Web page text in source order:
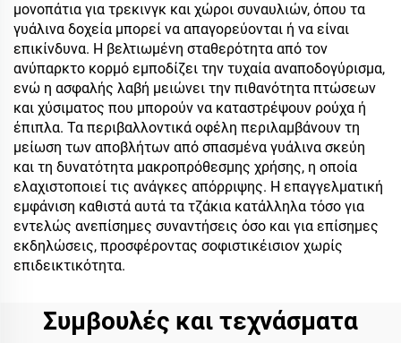
μονοπάτια για τρεκινγκ και χώροι συναυλιών, όπου τα
γυάλινα δοχεία μπορεί να απαγορεύονται ή να είναι
επικίνδυνα. Η βελτιωμένη σταθερότητα από τον
ανύπαρκτο κορμό εμποδίζει την τυχαία αναποδογύρισμα,
ενώ η ασφαλής λαβή μειώνει την πιθανότητα πτώσεων
και χύσιματος που μπορούν να καταστρέψουν ρούχα ή
έπιπλα. Τα περιβαλλοντικά οφέλη περιλαμβάνουν τη
μείωση των αποβλήτων από σπασμένα γυάλινα σκεύη
και τη δυνατότητα μακροπρόθεσμης χρήσης, η οποία
ελαχιστοποιεί τις ανάγκες απόρριψης. Η επαγγελματική
εμφάνιση καθιστά αυτά τα τζάκια κατάλληλα τόσο για
εντελώς ανεπίσημες συναντήσεις όσο και για επίσημες
εκδηλώσεις, προσφέροντας σοφιστικέισιον χωρίς
επιδεικτικότητα.
Συμβουλές και τεχνάσματα